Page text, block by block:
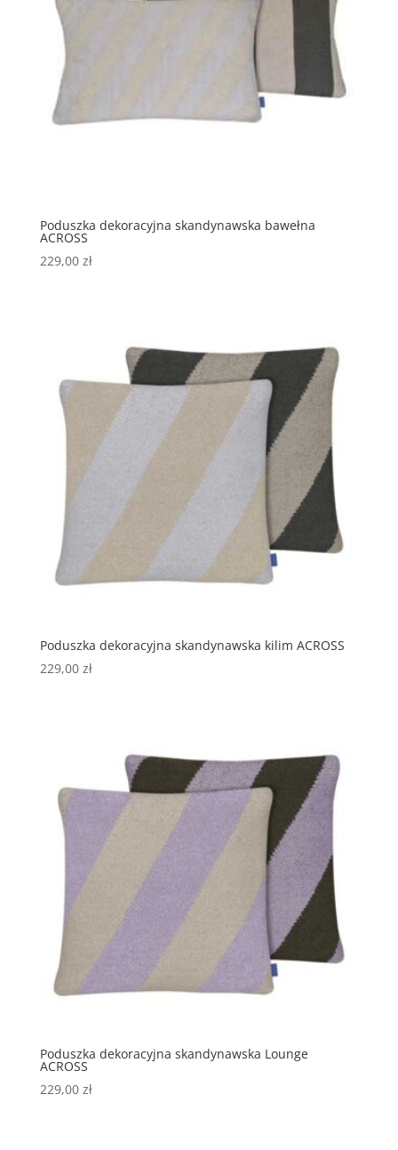
Poduszka dekoracyjna skandynawska bawełna
ACROSS
229,00 zł
Poduszka dekoracyjna skandynawska kilim ACROSS
229,00 zł
Poduszka dekoracyjna skandynawska Lounge
ACROSS
229,00 zł